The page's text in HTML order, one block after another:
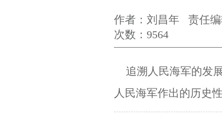
作者：刘昌年 责任
次数：9564
追溯人民海军的发
人民海军作出的历史